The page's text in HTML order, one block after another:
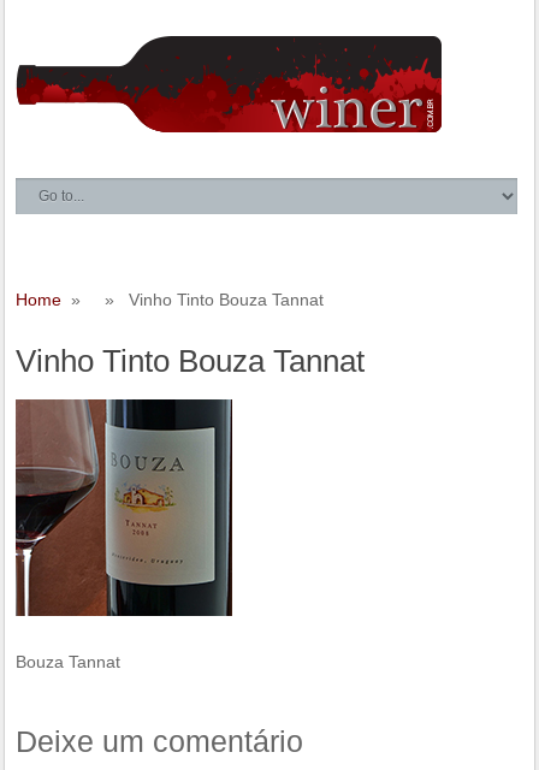
Home » » Vinho Tinto Bouza Tannat
Vinho Tinto Bouza Tannat
Bouza Tannat
Deixe um comentário